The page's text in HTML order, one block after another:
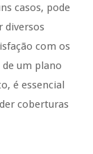
casos, pode
diversos
com os
um plano
é essencial
coberturas